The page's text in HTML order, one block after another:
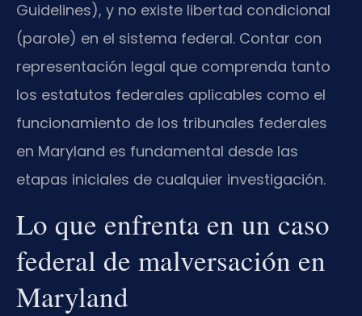
Guidelines), y no existe libertad condicional
(parole) en el sistema federal. Contar con
representación legal que comprenda tanto
los estatutos federales aplicables como el
funcionamiento de los tribunales federales
en Maryland es fundamental desde las
etapas iniciales de cualquier investigación.
Lo que enfrenta en un caso
federal de malversación en
Maryland